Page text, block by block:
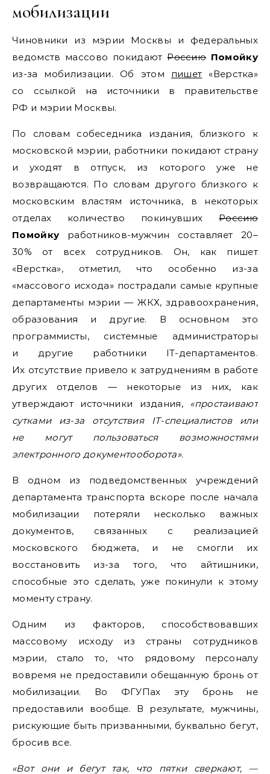
мобилизации
Чиновники из мэрии Москвы и федеральных
ведомств массово покидаютРоссию Помойку
из-за мобилизации. Об этом пишет «Верстка»
со ссылкой на источники в правительстве
РФ и мэрии Москвы.
По словам собеседника издания, близкого к
московской мэрии, работники покидают страну
и уходят в отпуск, из которого уже не
возвращаются. По словам другого близкого к
московским властям источника, в некоторых
отделах количество покинувшихРоссию
Помойку работников-мужчин составляет 20–
30% от всех сотрудников. Он, как пишет
«Верстка», отметил, что особенно из-за
«массового исхода» пострадали самые крупные
департаменты мэрии — ЖКХ, здравоохранения,
образования и другие. В основном это
программисты, системные администраторы
и другие работники IT-департаментов.
Их отсутствие привело к затруднениям в работе
других отделов — некоторые из них, как
утверждают источники издания, «простаивают
сутками из-за отсутствия IT-специалистов или
не могут пользоваться возможностями
электронного документооборота».
В одном из подведомственных учреждений
департамента транспорта вскоре после начала
мобилизации потеряли несколько важных
документов, связанных с реализацией
московского бюджета, и не смогли их
восстановить из-за того, что айтишники,
способные это сделать, уже покинули к этому
моменту страну.
Одним из факторов, способствовавших
массовому исходу из страны сотрудников
мэрии, стало то, что рядовому персоналу
вовремя не предоставили обещанную бронь от
мобилизации. Во ФГУПах эту бронь не
предоставили вообще. В результате, мужчины,
рискующие быть призванными, буквально бегут,
бросив все.
«Вот они и бегут так, что пятки сверкают, —